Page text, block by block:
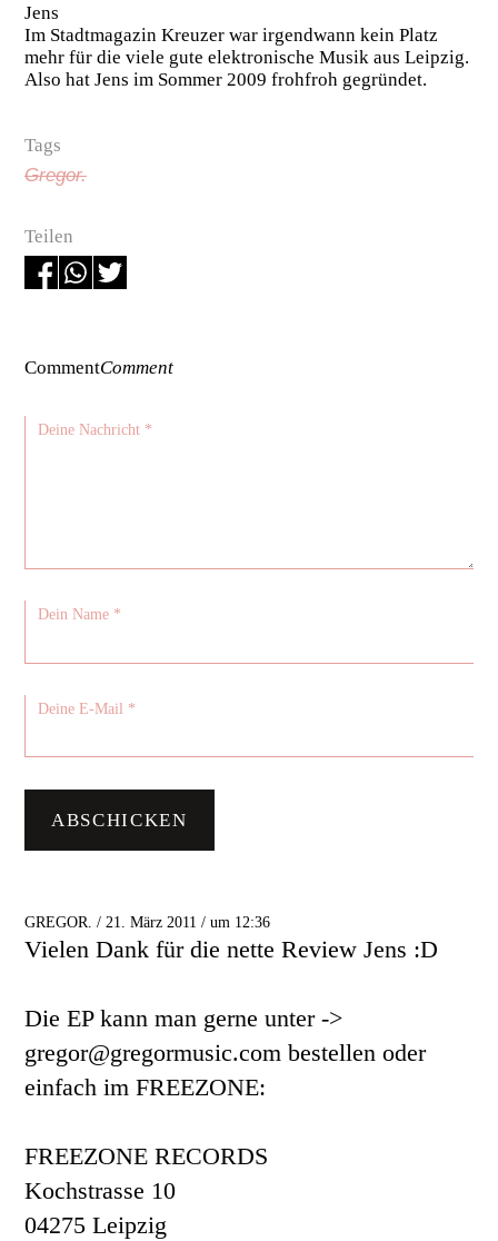
Jens
Im Stadtmagazin Kreuzer war irgendwann kein Platz
mehr für die viele gute elektronische Musik aus Leipzig.
Also hat Jens im Sommer 2009 frohfroh gegründet.
Tags
Gregor.
Teilen
CommentComment
GREGOR. / 21. März 2011 / um 12:36
Vielen Dank für die nette Review Jens :D
Die EP kann man gerne unter ->
gregor@gregormusic.com bestellen oder
einfach im FREEZONE:
FREEZONE RECORDS
Kochstrasse 10
04275 Leipzig